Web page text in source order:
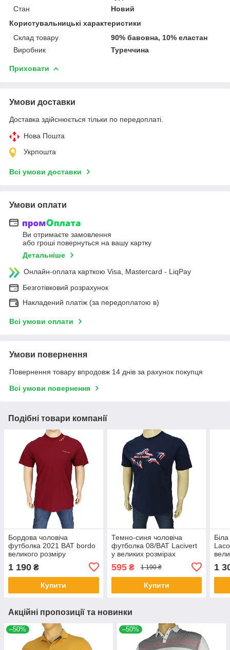
Стан
Новий
Користувальницькі характеристики
Склад товару
90% бавовна, 10% еластан
Виробник
Туреччина
Приховати
Умови доставки
Доставка здійснюється тільки по передоплаті.
Нова Пошта
Укрпошта
Всі умови доставки
Умови оплати
Ви отримаєте замовлення
або гроші повернуться на вашу картку
Детальніше
Онлайн-оплата карткою Visa, Mastercard - LiqPay
Безготівковий розрахунок
Накладений платіж (за передоплатою в)
Всі умови оплати
Умови повернення
Повернення товару впродовж 14 днів за рахунок покупця
Всі умови повернення
Подібні товари компанії
Бордова чоловіча
футболка 2021 BAT bordo
великого розміру
1 190 ₴
Купити
Темно-синя чоловіча
футболка 08/BAT Lacivert
у великих розмірах
595₴ 1 190 ₴
Купити
1
Акційні пропозиції та новинки
–50% –50%